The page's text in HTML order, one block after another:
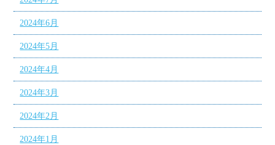
2024年6月
2024年5月
2024年4月
2024年3月
2024年2月
2024年1月